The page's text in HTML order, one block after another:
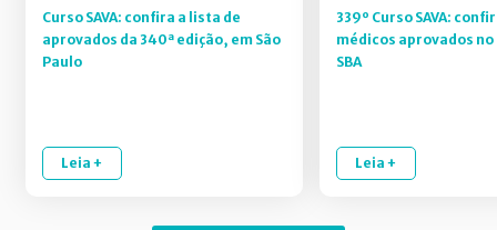
Curso SAVA: confira a lista de
aprovados da 340ª edição, em São
Paulo
Leia +
339º Curso SAVA:
médicos aprovados
SBA
Leia +